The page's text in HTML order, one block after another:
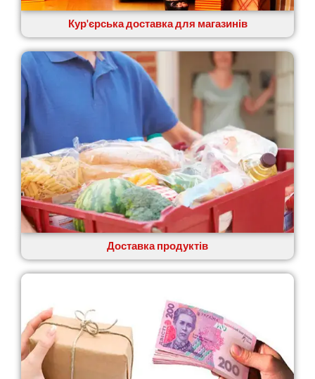
Кур'єрська доставка для магазинів
Доставка продуктів